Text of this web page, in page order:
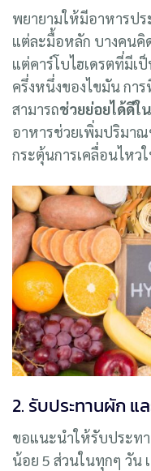
พยายามให้มีอาหารปร
แต่ละมื้อหลัก บางคนคิ
แต่คาร์โบไฮเดรตที่มีเ
ครึ่งหนึ่งของไขมัน การ
สามารถช่วยย่อยได้ดีใ
อาหารช่วยเพิ่มปริมาณ
กระตุ้นการเคลื่อนไหว
2. รับประทานผัก แ
ขอแนะนำให้รับประท
น้อย 5 ส่วนในทุกๆ วัน